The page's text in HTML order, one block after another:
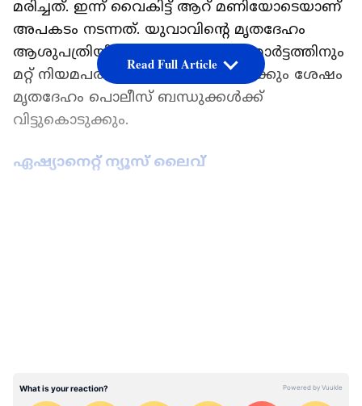
മരിച്ചത്. ഇന്ന് വൈകിട്ട് ആറ് മണിയോടെയാണ്
അപകടം നടന്നത്. യുവാവിൻ്റെ മൃതദേഹം
ആശുപത്രിയിലേക്ക് മാറ്റി. പോസ്റ്റ്‌മോര്‍ട്ടത്തിനും
മറ്റ് നിയമപരമായ നടപടിക്രമങ്ങൾക്കും ശേഷം
മൃതദേഹം പൊലീസ് ബന്ധുക്കൾക്ക്
വിട്ടുകൊടുക്കും.
ഏഷ്യാനെറ്റ് ന്യൂസ് ലൈവ്
Read Full Article